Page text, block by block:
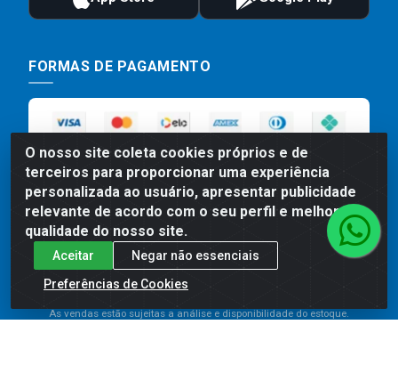
O nosso site coleta cookies próprios e de
terceiros para proporcionar uma experiência
personalizada ao usuário, apresentar publicidade
relevante de acordo com o seu perfil e melhorar a
qualidade do nosso site.
Aceitar
Negar não essenciais
Preferências de Cookies
FORMAS DE PAGAMENTO
Preços, promoções, condições de pagamento e frete são válidos
para compras realizadas exclusivamente pelo site. Caso haja
divergência de preço de um produto, será válido o preço que for
As vendas estão sujeitas a análise e disponibilidade do estoque.